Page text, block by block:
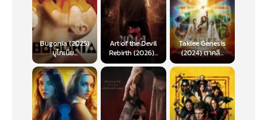
Bugonia (2025)
บูโกเนีย...
Art of the Devil
Rebirth (2026)...
Taklee Genesis
(2024) ตาคลี...